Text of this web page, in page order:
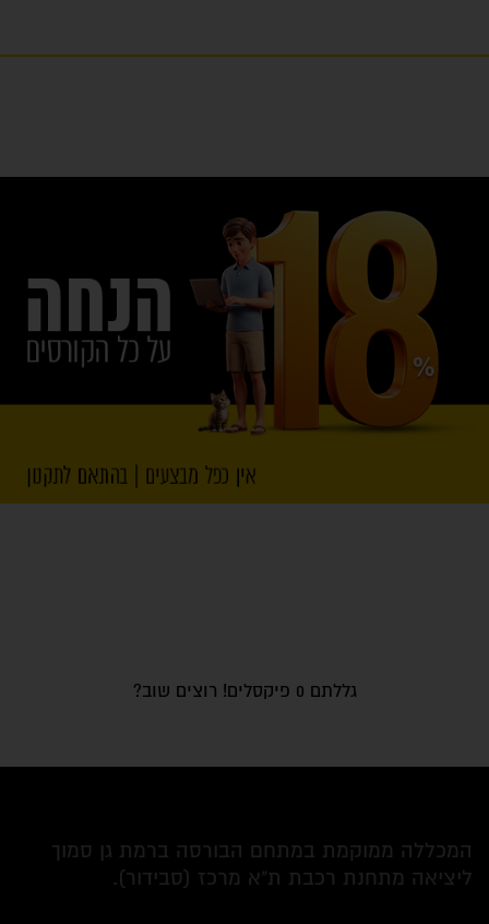
גללתם 0 פיקסלים! רוצים שוב?
המכללה ממוקמת במתחם הבורסה ברמת גן סמוך
ליציאה מתחנת רכבת ת"א מרכז (סבידור).